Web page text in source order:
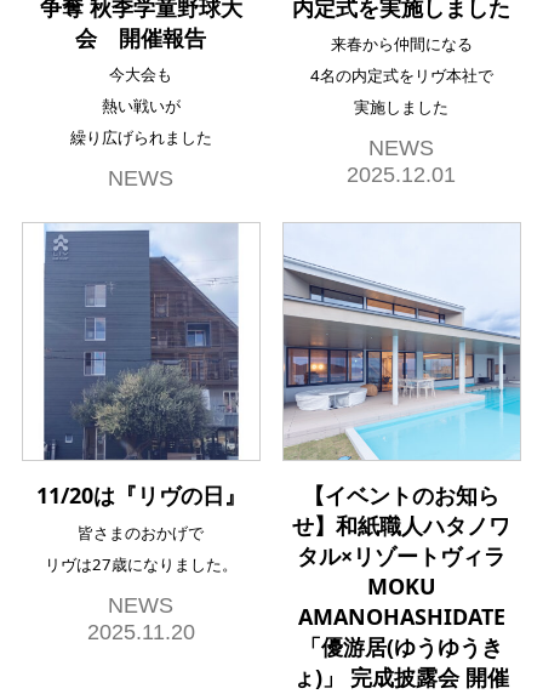
争奪 秋季学童野球大
会 開催報告
今大会も
熱い戦いが
繰り広げられました
NEWS
内定式を実施しました
来春から仲間になる
4名の内定式をリヴ本社で
実施しました
NEWS
2025.12.01
11/20は『リヴの日』
皆さまのおかげで
リヴは27歳になりました。
NEWS
2025.11.20
【イベントのお知ら
せ】和紙職人ハタノワ
タル×リゾートヴィラ
MOKU
AMANOHASHIDATE
「優游居(ゆうゆうき
ょ)」 完成披露会 開催